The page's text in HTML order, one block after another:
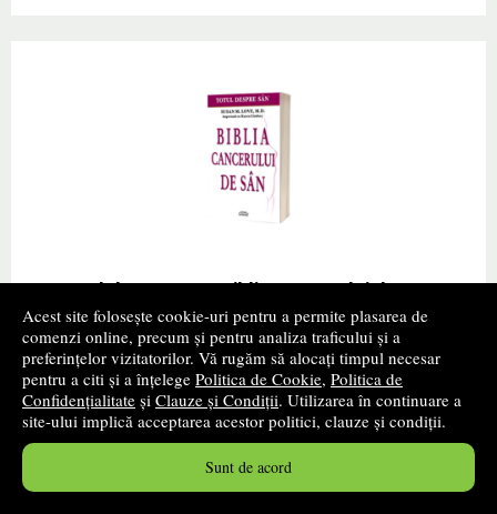
Acest site folosește cookie-uri pentru a permite plasarea de
comenzi online, precum și pentru analiza traficului și a
preferințelor vizitatorilor. Vă rugăm să alocați timpul necesar
pentru a citi și a înțelege Politica de Cookie, Politica de
Confidențialitate și Clauze și Condiții. Utilizarea în continuare a
site-ului implică acceptarea acestor politici, clauze și condiții.
Sunt de acord
Totul despre san. Biblia cancerului de san
Autor(i):
Susan M Love
Editura:SEMNE- 2012
promoție
Cartea,, Totul despre san. Biblia cancerului de san"
ajunsa la cea de-a cincea editie scrisa de Dr. Susan
Love, care se bucura de o mare autoritate, aduce o
nota de optimism bazata pe informatiile